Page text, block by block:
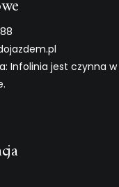
Infolinia jest czynna